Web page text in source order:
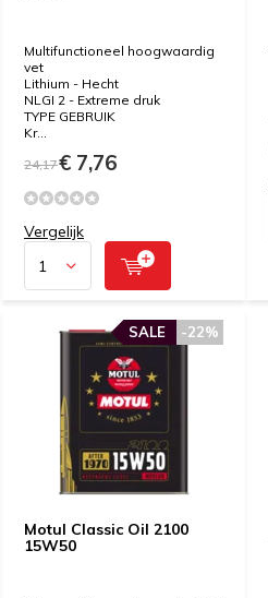
Multifunctioneel hoogwaardig
vet
Lithium - Hecht
NLGI 2 - Extreme druk
TYPE GEBRUIK
Kr...
24,17€ 7,76
Vergelijk
Motul Classic Oil 2100
15W50
-22%
SALE